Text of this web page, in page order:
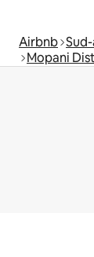
Airbnb
Mopani